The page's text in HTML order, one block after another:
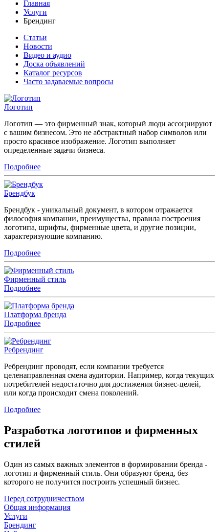
Главная
Услуги
Брендинг
Статьи
Новости
Видео и аудио
Доска объявлений
Каталог ресурсов
Часто задаваемые вопросы
Логотип
Логотип — это фирменный знак, который люди ассоциируют
с вашим бизнесом. Это не абстрактный набор символов или
просто красивое изображение. Логотип выполняет
определенные задачи бизнеса.
Подробнее
Брендбук
Брендбук - уникальный документ, в котором отражается
философия компании, преимущества, правила построения
логотипа, шрифты, фирменные цвета, и другие позиции,
характеризующие компанию.
Подробнее
Фирменный стиль
Подробнее
Платформа бренда
Подробнее
Ребрендинг
Ребрендинг проводят, если компании требуется
целенаправленная смена аудитории. Например, когда текущих
потребителей недостаточно для достижения бизнес-целей,
или когда происходит смена поколений.
Подробнее
Разработка логотипов и фирменных
стилей
Один из самых важных элементов в формировании бренда -
логотип и фирменный стиль. Они образуют бренд, без
которого не получится построить успешный бизнес.
Перед сотрудничеством
Общая информация
Услуги
Брендинг